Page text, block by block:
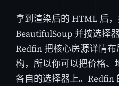
拿到渲染后的 HTML 后
BeautifulSoup 并按选择
Redfin 把核心房源详情
构，所以你可以把价格、
各自的选择器上。Redfin